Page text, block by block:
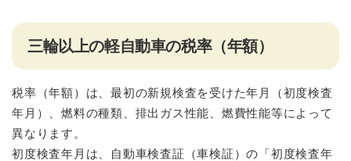
三輪以上の軽自動車の税率（年額）
税率（年額）は、最初の新規検査を受けた年月（初度検査
年月）、燃料の種類、排出ガス性能、燃費性能等によって
異なります。
初度検査年月は、自動車検査証（車検証）の「初度検査年